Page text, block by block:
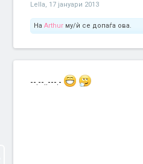
Lella, 17 јануари 2013
На Arthur му/ѝ се допаѓа ова.
--.--..---.-